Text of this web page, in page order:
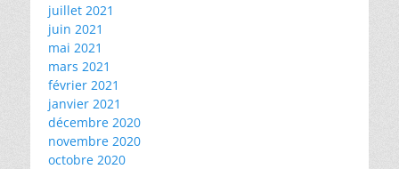
juillet 2021
juin 2021
mai 2021
mars 2021
février 2021
janvier 2021
décembre 2020
novembre 2020
octobre 2020